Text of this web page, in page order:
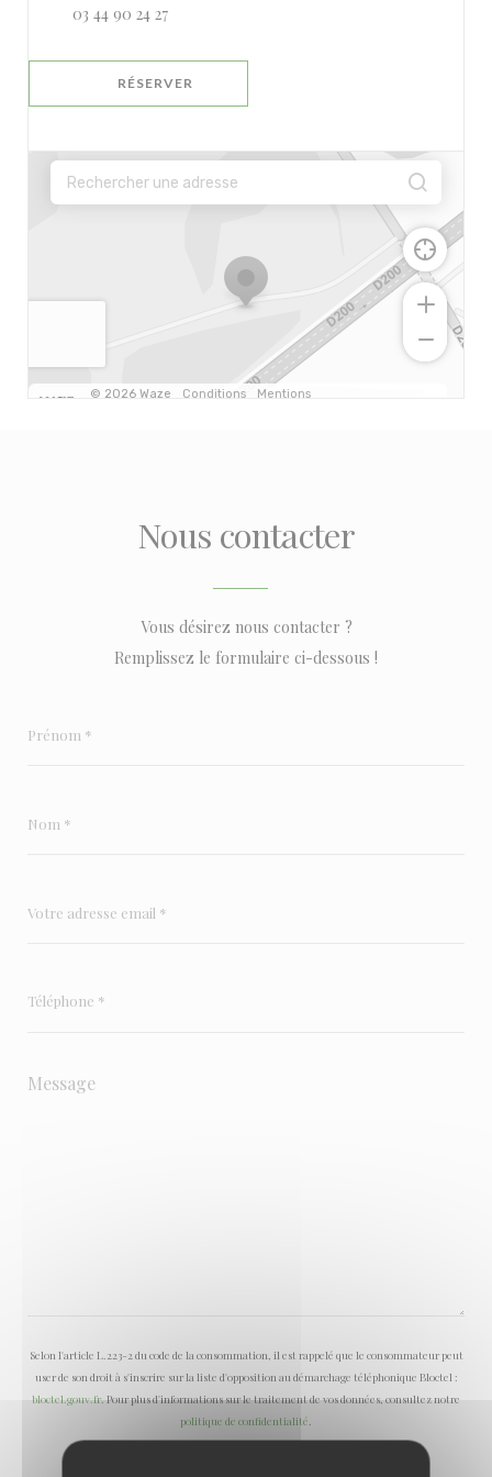
03 44 90 24 27
RÉSERVER
Nous contacter
Vous désirez nous contacter ?
Remplissez le formulaire ci-dessous !
Selon l'article L.223-2 du code de la consommation, il est rappelé que le consommateur peut
user de son droit à s'inscrire sur la liste d'opposition au démarchage téléphonique Bloctel :
bloctel.gouv.fr. Pour plus d'informations sur le traitement de vos données, consultez notre
politique de confidentialité